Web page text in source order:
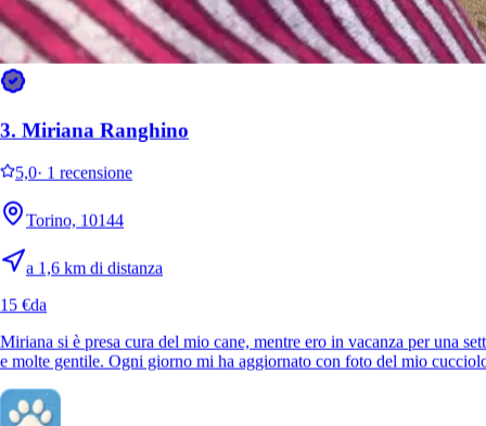
MaddieDog
PrincessCat
3. Miriana Ranghino
5,0· 1 recensione
Torino, 10144
a 1,6 km di distanza
15 €da
Miriana si è presa cura del mio cane, mentre ero in vacanza per una
e molte gentile. Ogni giorno mi ha aggiornato con foto del mio